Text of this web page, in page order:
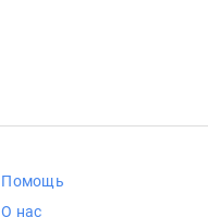
Помощь
О нас